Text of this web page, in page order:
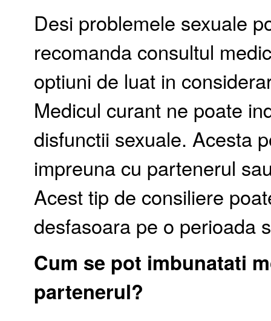
Desi problemele sexuale
recomanda consultul
optiuni de luat in
Medicul curant ne poate
disfunctii sexuale. Acesta
impreuna cu partenerul
Acest tip de consiliere
desfasoara pe o perioada
Cum se pot imbunatati
partenerul?